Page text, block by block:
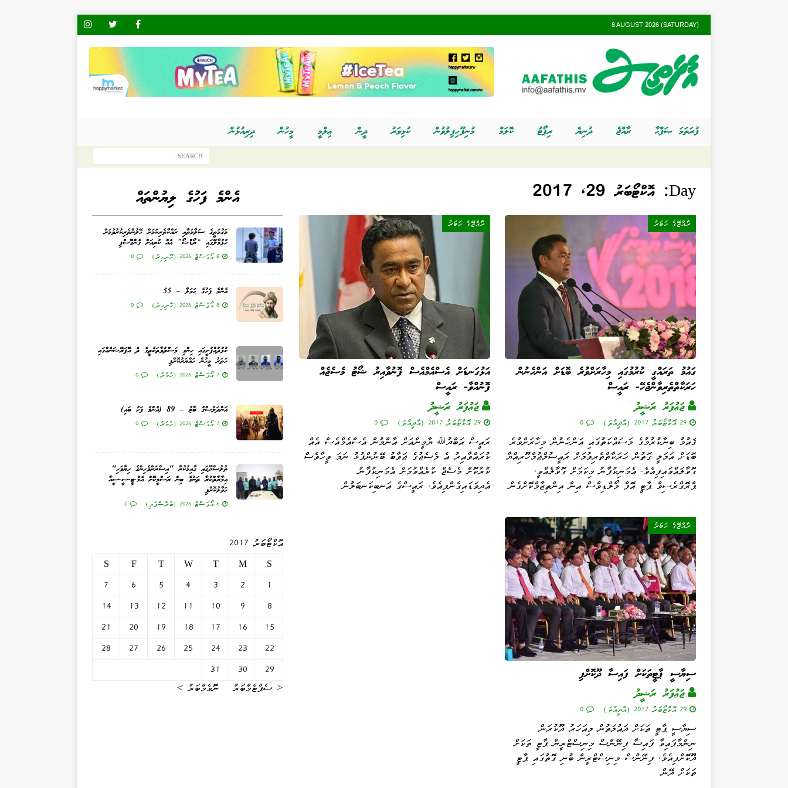
8 AUGUST 2026 (SATURDAY)
ފުރަތަމަ ޞަފްޙާ ރާއްޖެ ދުނިޔެ ރިޕޯޓު ކޮލަމް މުނިފޫހިފިލުވުން ކުޅިވަރު ދީން ޢިލްމީ މީހުން ދިރިއުޅުން
Day: އޮކްޓޯބަރު 29, 2017
ރާއްޖޭގެ ޚަބަރު
ގައުމު ތަރައްގީ ކުރުމުގައި މިހާރަށްވުރެ ބޮޑަށް އަންހެނުން
ހަރަކާތްތެރިވާންޖެހޭ- ރައީސް
ޖަޢުފަރު ރަޝީދު
29 އޮކްޓޯބަރު 2017 (އާދީއްތަ) 0
ޤައުމު ބިނާކުރުމުގެ މަސައްކަތުގައި އަންހެނުން މިހާރަށްވުރެ
ބޮޑަށް އަމަލީ ގޮތުން ހަރަކާތްތެރިވުމަށް ރައީސުލްޖުމްހޫރިއްޔާ
ގޮވާލައްވައިފިއެވެ. އެމަނިކުފާނު މިކަމަށް ގޮވާލެއްވީ،
ޕްރޮގްރެސިވް ޕާޓީ އޮފް މޯލްޑިވްސް އިން އިންތިޒާމްކޮށްގެން
ރާއްޖޭގެ ޚަބަރު
އަޅުގަނޑަށް އެސްއެމްއެސް ފޮނުވާއިރު ޝޯޓު މެސެޖެއް
ފޮނުއްވާ- ރައީސް
ޖަޢުފަރު ރަޝީދު
29 އޮކްޓޯބަރު 2017 (އާދީއްތަ) 0
ރައީސް އަބްދުﷲ ޔާމީންއަށް އާންމުން އެސްއެމްއެސް އެއް
ކުރައްވާއިރު އެ މެސެޖުގެ ޖަވާބު ބޭނުންފުޅު ނަމަ ވީހާވެސް
ކުރުކޮށް މެސެޖް ކުރެއްވުމަށް އެމަނިކުފާނު
އެދިވަޑައިގެންފިއެވެ. ރައީސްގެ އަނބިކަނބަލުން
ރާއްޖޭގެ ޚަބަރު
ސިޔާސީ ޕާޓީތަކަށް ފައިސާ ދޫކޮށްފި
ޖަޢުފަރު ރަޝީދު
29 އޮކްޓޯބަރު 2017 (އާދީއްތަ) 0
ސިޔާސީ ޕާޓީ ތަކަށް ދައުލަތުން މިއަހަރު ދޫކުރަން
ނިންމާފައިވާ ފައިސާ ފިނޭންސް މިނިސްޓްރީން ޕާޓީ ތަކަށް
ދޫކޮށްފިއެވެ. ފިނޭންސް މިނިސްޓްރީން ބުނި ގޮތުގައި ޕާޓީ
ތަކަށް ދޭން
އެންމެ ފަހުގެ ލިޔުންތައް
މަގުމަތީގެ ސަލާމަތާއި ރައްކާތެރިކަމަށް ހޭލުންތެރިކުރުވުމަށް
ހުޅުމާލޭގައި “ރޯޑްޝޯ” އެއް ކުރިއަށް ގެންގޮސްފި
8 އޯގަސްޓް 2026 (ހޮނިހިރު) 0
އެންމެ ފަހުގެ ޙަމަލާ – 55
8 އޯގަސްޓް 2026 (ހޮނިހިރު) 0
ކުޅުދުއްފުށީގައި ހިންގި މަސްތުވާތަކެތީގެ ދެ އޮޕަރޭޝަނެއްގައި
ހަތަރު މީހުން ހައްޔަރުކޮށްފި
7 އޯގަސްޓް 2026 (ހުކުރު) 0
އަންދަލުސްގެ ބާޒު – 89 (އެންމެ ފަހު ބައި)
7 އޯގަސްޓް 2026 (ހުކުރު) 0
ތުލުސްދޫގައި ގާއިމުކުރާ "އިސްރަށްވެހިންގެ ހިޔާވަހި"
އިމާރާތްކުރާ ތަނުގެ ބިން ރަސްމީކޮށް އެމް.ޓީ.ސީ.ސީއާ
ހަވާލުކޮށްފި
6 އޯގަސްޓް 2026 (ބުރާސްފަތި) 0
އޮކްޓޯބަރު 2017
S
M
T
W
T
F
S
1
2
3
4
5
6
7
8
9
10
11
12
13
14
15
16
17
18
19
20
21
22
23
24
25
26
27
28
29
30
31
« ސެޕްޓެމްބަރު
ނޮވެމްބަރު »